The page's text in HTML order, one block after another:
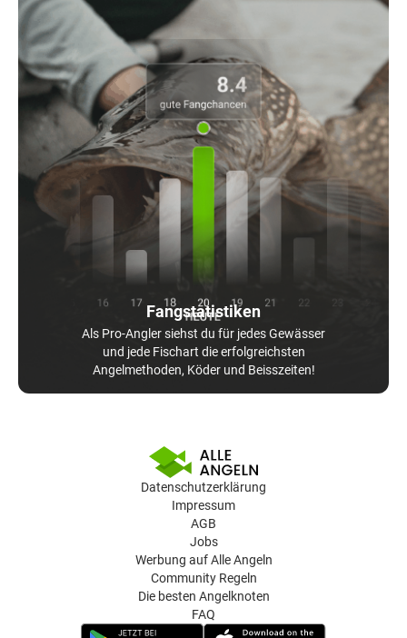
Fangstatistiken
Als Pro-Angler siehst du für jedes Gewässer
und jede Fischart die erfolgreichsten
Angelmethoden, Köder und Beisszeiten!
Datenschutzerklärung
Impressum
AGB
Jobs
Werbung auf Alle Angeln
Community Regeln
Die besten Angelknoten
FAQ